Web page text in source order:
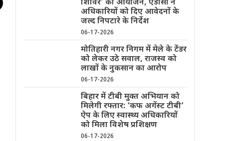
शिविर’ का आयोजन, एडीसी ने
अधिकारियों को दिए आवेदनों के
जल्द निपटारे के निर्देश
06-17-2026
मोतिहारी नगर निगम में मेले के टेंडर
को लेकर उठे सवाल, राजस्व को
लाखों के नुकसान का आरोप
06-17-2026
बिहार में टीबी मुक्त अभियान को
मिलेगी रफ्तार: ‘कफ अगेंस्ट टीबी’
ऐप के लिए स्वास्थ्य अधिकारियों
को मिला विशेष प्रशिक्षण
06-17-2026